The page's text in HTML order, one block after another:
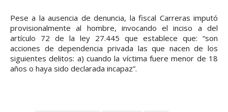
Pese a la ausencia de denuncia, la fiscal Carreras imputó
provisionalmente al hombre, invocando el inciso a del
artículo 72 de la ley 27.445 que establece que: “son
acciones de dependencia privada las que nacen de los
siguientes delitos: a) cuando la víctima fuere menor de 18
años o haya sido declarada incapaz”.